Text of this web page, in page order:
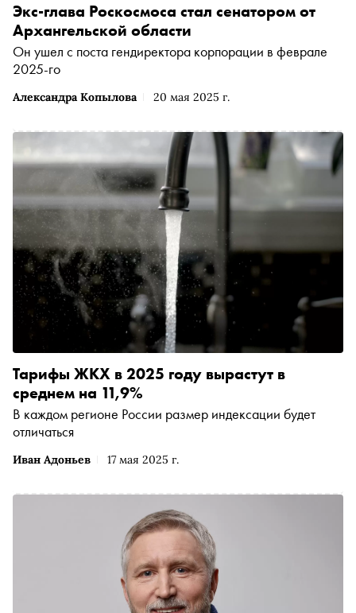
Александра Копылова 20 мая 2025 г.
Экс-глава Роскосмоса стал сенатором от
Архангельской области
Он ушел с поста гендиректора корпорации в феврале
2025-го
Иван Адоньев 17 мая 2025 г.
Тарифы ЖКХ в 2025 году вырастут в
среднем на 11,9%
В каждом регионе России размер индексации будет
отличаться